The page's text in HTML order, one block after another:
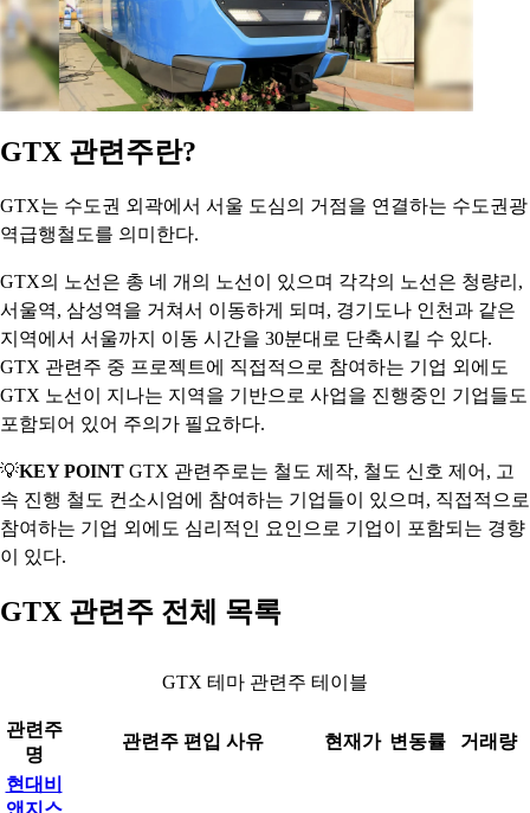
GTX 관련주란?
GTX는 수도권 외곽에서 서울 도심의 거점을 연결하는 수도권광
역급행철도를 의미한다.
GTX의 노선은 총 네 개의 노선이 있으며 각각의 노선은 청량리,
서울역, 삼성역을 거쳐서 이동하게 되며, 경기도나 인천과 같은
지역에서 서울까지 이동 시간을 30분대로 단축시킬 수 있다.
GTX 관련주 중 프로젝트에 직접적으로 참여하는 기업 외에도
GTX 노선이 지나는 지역을 기반으로 사업을 진행중인 기업들도
포함되어 있어 주의가 필요하다.
💡KEY POINT GTX 관련주로는 철도 제작, 철도 신호 제어, 고
속 진행 철도 컨소시엄에 참여하는 기업들이 있으며, 직접적으로
참여하는 기업 외에도 심리적인 요인으로 기업이 포함되는 경향
이 있다.
GTX 관련주 전체 목록
GTX 테마 관련주 테이블
관련주
명
관련주 편입 사유 현재가 변동률 거래량
현대비
앤지스